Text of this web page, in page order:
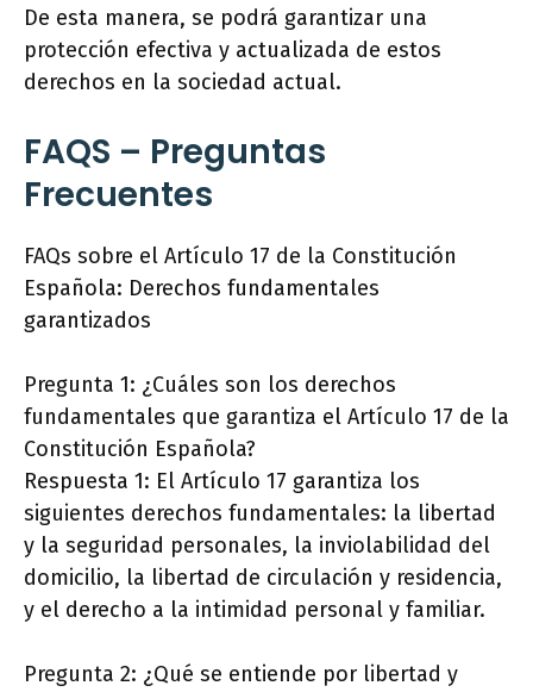
De esta manera, se podrá garantizar una
protección efectiva y actualizada de estos
derechos en la sociedad actual.
FAQS – Preguntas
Frecuentes
FAQs sobre el Artículo 17 de la Constitución
Española: Derechos fundamentales
garantizados
Pregunta 1: ¿Cuáles son los derechos
fundamentales que garantiza el Artículo 17 de la
Constitución Española?
Respuesta 1: El Artículo 17 garantiza los
siguientes derechos fundamentales: la libertad
y la seguridad personales, la inviolabilidad del
domicilio, la libertad de circulación y residencia,
y el derecho a la intimidad personal y familiar.
Pregunta 2: ¿Qué se entiende por libertad y